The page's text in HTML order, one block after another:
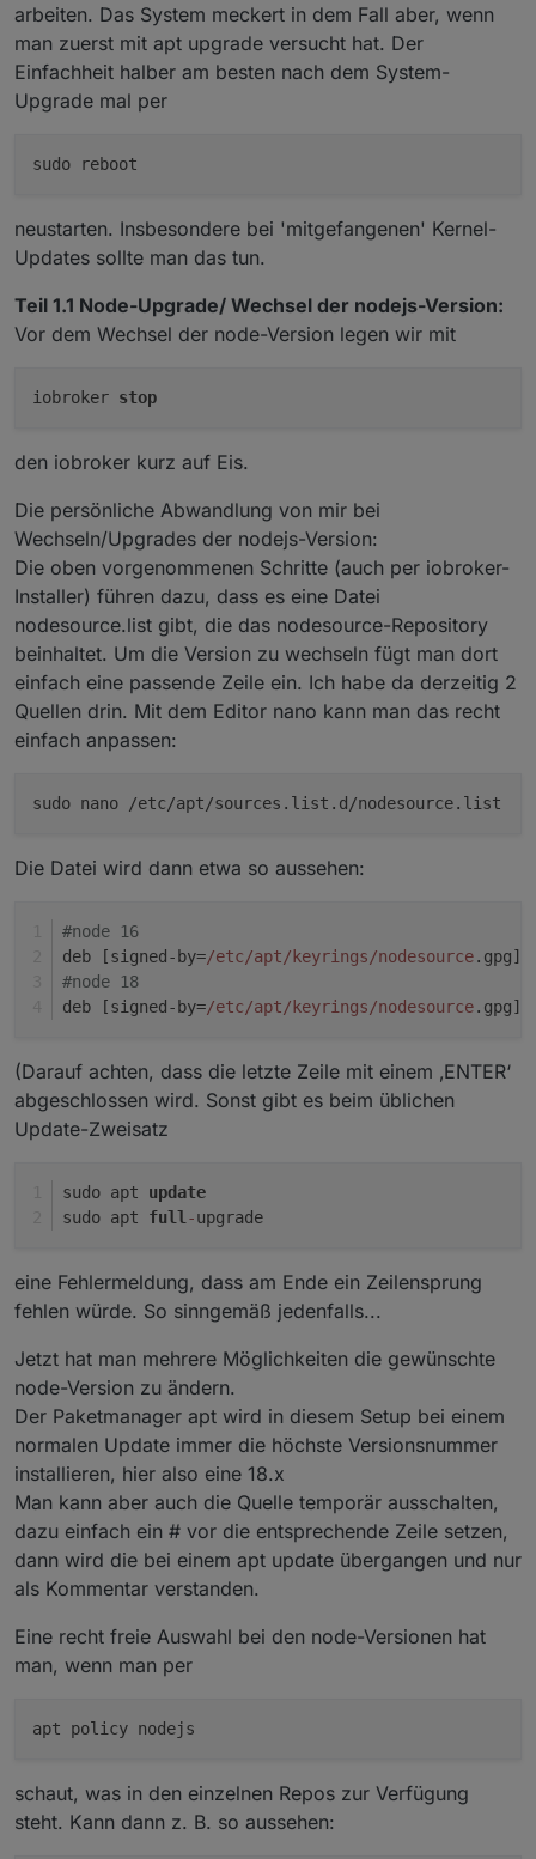
arbeiten. Das System meckert in dem Fall aber, wenn
man zuerst mit apt upgrade versucht hat. Der
Einfachheit halber am besten nach dem System-
Upgrade mal per
neustarten. Insbesondere bei 'mitgefangenen' Kernel-
Updates sollte man das tun.
Teil 1.1 Node-Upgrade/ Wechsel der nodejs-Version:
Vor dem Wechsel der node-Version legen wir mit
iobroker stop
den iobroker kurz auf Eis.
Die persönliche Abwandlung von mir bei
Wechseln/Upgrades der nodejs-Version:
Die oben vorgenommenen Schritte (auch per iobroker-
Installer) führen dazu, dass es eine Datei
nodesource.list gibt, die das nodesource-Repository
beinhaltet. Um die Version zu wechseln fügt man dort
einfach eine passende Zeile ein. Ich habe da derzeitig 2
Quellen drin. Mit dem Editor nano kann man das recht
einfach anpassen:
sudo nano /etc/apt/sources.list.d/nodesource.list
Die Datei wird dann etwa so aussehen:
#node 16
deb [signed-by=/etc/apt/keyrings/nodesource.gpg]
#node 18
deb [signed-by=/etc/apt/keyrings/nodesource.gpg]
(Darauf achten, dass die letzte Zeile mit einem ‚ENTER‘
abgeschlossen wird. Sonst gibt es beim üblichen
Update-Zweisatz
sudo apt update
sudo apt full -upgrade
eine Fehlermeldung, dass am Ende ein Zeilensprung
fehlen würde. So sinngemäß jedenfalls...
Jetzt hat man mehrere Möglichkeiten die gewünschte
node-Version zu ändern.
Der Paketmanager apt wird in diesem Setup bei einem
normalen Update immer die höchste Versionsnummer
installieren, hier also eine 18.x
Man kann aber auch die Quelle temporär ausschalten,
dazu einfach ein # vor die entsprechende Zeile setzen,
dann wird die bei einem apt update übergangen und nur
als Kommentar verstanden.
Eine recht freie Auswahl bei den node-Versionen hat
man, wenn man per
schaut, was in den einzelnen Repos zur Verfügung
steht. Kann dann z. B. so aussehen: